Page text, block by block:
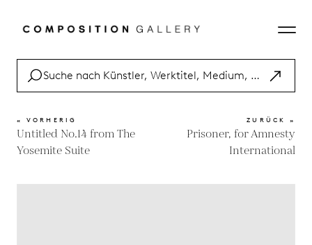
« VORHERIG
Untitled No.14 from The
Yosemite Suite
ZURÜCK »
Prisoner, for Amnesty
International